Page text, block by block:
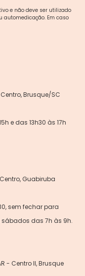
e não deve ser utilizado
Em caso
Brusque/SC
e das 13h30 às 17h
Centro, Guabiruba
sem fechar para
sábados das 7h às 9h.
- Centro II, Brusque